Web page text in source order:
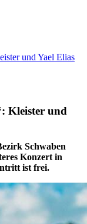
und Yael Elias
Kleister und
Schwaben
Konzert in
ist frei.